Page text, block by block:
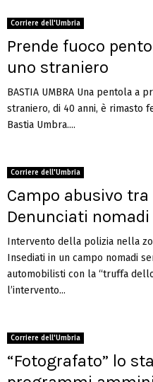
Corriere dell'Umbria
Prende fuoco
uno straniero
BASTIA UMBRA Una pentola a
straniero, di 40 anni, è rimasto
Bastia Umbra....
Corriere dell'Umbria
Campo abusivo
Denunciati
Intervento della polizia nella
Insediati in un campo nomadi
automobilisti con la “truffa
l’intervento...
Corriere dell'Umbria
“Fotografato” lo